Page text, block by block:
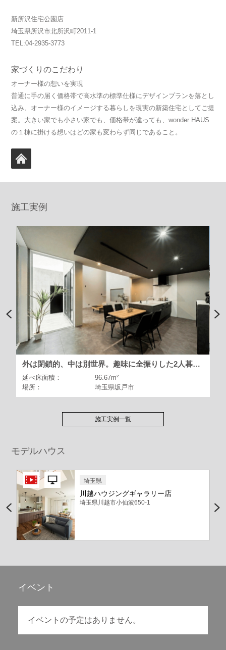
新所沢住宅公園店
埼玉県所沢市北所沢町2011-1
TEL:04-2935-3773
家づくりのこだわり
オーナー様の想いを実現
普通に手の届く価格帯で高水準の標準仕様にデザインプランを落とし
込み、オーナー様のイメージする暮らしを現実の新築住宅としてご提
案。大きい家でも小さい家でも、価格帯が違っても、wonder HAUS
の１棟に掛ける想いはどの家も変わらず同じであること。
施工実例
外は閉鎖的、中は別世界。趣味に全振りした2人暮らしの家。
延べ床面積：
96.67m²
埼玉県坂戸市
強いから
施工実例一覧
モデルハウス
埼玉県
川越ハウジングギャラリー店
埼玉県川越市小仙波650-1
イベント
イベントの予定はありません。